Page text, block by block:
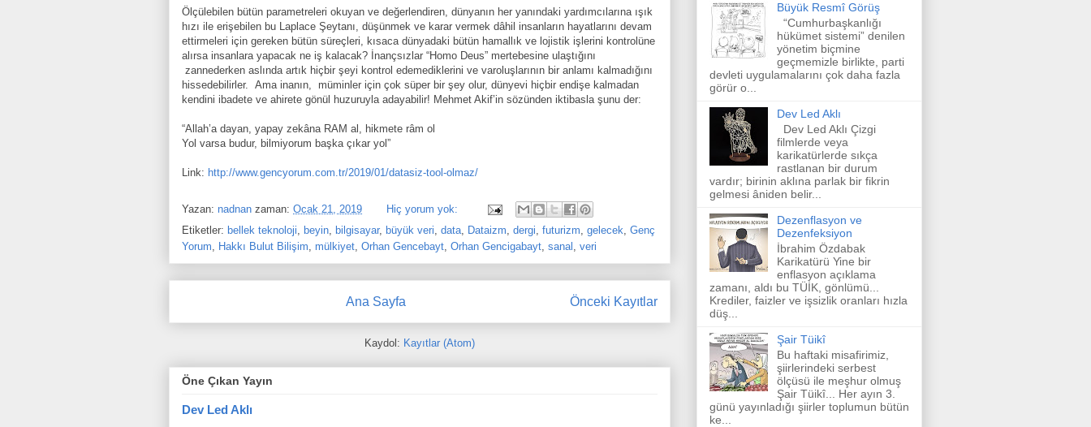
Ölçülebilen bütün parametreleri okuyan ve değerlendiren, dünyanın her yanındaki yardımcılarına ışık
hızı ile erişebilen bu Laplace Şeytanı, düşünmek ve karar vermek dâhil insanların hayatlarını devam
ettirmeleri için gereken bütün süreçleri, kısaca dünyadaki bütün hamallık ve lojistik işlerini kontrolüne
alırsa insanlara yapacak ne iş kalacak? İnançsızlar “Homo Deus” mertebesine ulaştığını
zannederken aslında artık hiçbir şeyi kontrol edemediklerini ve varoluşlarının bir anlamı kalmadığını
hissedebilirler. Ama inanın,
müminler için çok süper bir şey olur, dünyevi hiçbir endişe kalmadan
kendini ibadete ve ahirete gönül huzuruyla adayabilir! Mehmet Akif’in sözünden iktibasla şunu der:
“Allah’a dayan, yapay zekâna RAM al, hikmete râm ol
Yol varsa budur, bilmiyorum başka çıkar yol”
Link: http://www.gencyorum.com.tr/2019/01/datasiz-tool-olmaz/
Yazan: nadnan zaman: Ocak 21, 2019
Hiç yorum yok:
Etiketler: bellek teknoloji, beyin, bilgisayar, büyük veri, data, Dataizm, dergi, futurizm, gelecek, Genç
Yorum, Hakkı Bulut Bilişim, mülkiyet, Orhan Gencebayt, Orhan Gencigabayt, sanal , veri
Önceki Kayıtlar
Ana Sayfa
Kaydol: Kayıtlar (Atom)
Öne Çıkan Yayın
Dev Led Aklı
Büyük Resmî Görüş
“Cumhurbaşkanlığı
hükümet sistemi” denilen
yönetim biçmine
geçmemizle birlikte, parti
devleti uygulamalarını çok daha fazla
görür o...
Dev Led Aklı
Dev Led Aklı Çizgi
filmlerde veya
karikatürlerde sıkça
rastlanan bir durum
vardır; birinin aklına parlak bir fikrin
gelmesi âniden belir...
Dezenflasyon ve
Dezenfeksiyon
İbrahim Özdabak
Karikatürü Yine bir
enflasyon açıklama
zamanı, aldı bu TÜİK, gönlümü...
Krediler, faizler ve işsizlik oranları hızla
düş...
Şair Tüikî
Bu haftaki misafirimiz,
şiirlerindeki serbest
ölçüsü ile meşhur olmuş
Şair Tüikî... Her ayın 3.
günü yayınladığı şiirler toplumun bütün
ke...